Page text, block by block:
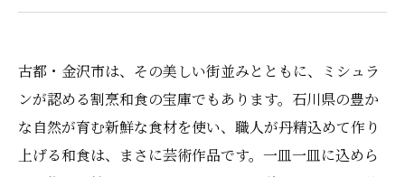
古都・金沢市は、その美しい街並みとともに、ミシュラ
ンが認める割烹和食の宝庫でもあります。石川県の豊か
な自然が育む新鮮な食材を使い、職人が丹精込めて作り
上げる和食は、まさに芸術作品です。一皿一皿に込めら